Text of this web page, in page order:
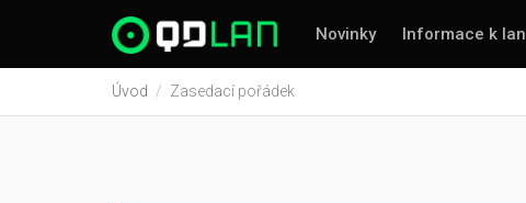
Novinky Informace k lan
Úvod Zasedací pořádek